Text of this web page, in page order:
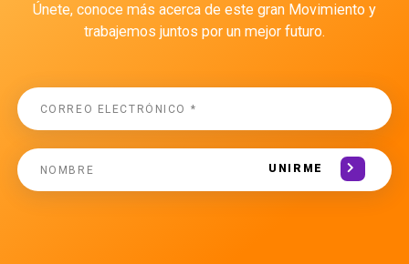
Únete, conoce más acerca de este gran Movimiento y
trabajemos juntos por un mejor futuro.
UNIRME